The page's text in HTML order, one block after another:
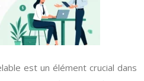
est un élément crucial dans